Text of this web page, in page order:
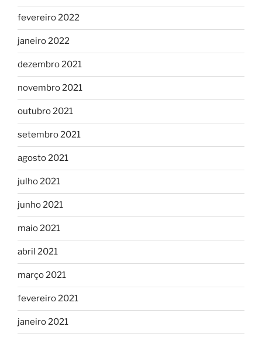
fevereiro 2022
janeiro 2022
dezembro 2021
novembro 2021
outubro 2021
setembro 2021
agosto 2021
julho 2021
junho 2021
maio 2021
abril 2021
março 2021
fevereiro 2021
janeiro 2021